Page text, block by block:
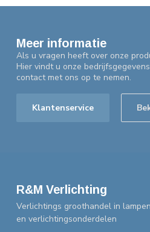
Meer informatie
Als u vragen heeft over onze
Hier vindt u onze
contact met ons op te nemen.
Klantenservice
R&M Verlichting
Verlichtings groothandel in
en verlichtingsonderdelen